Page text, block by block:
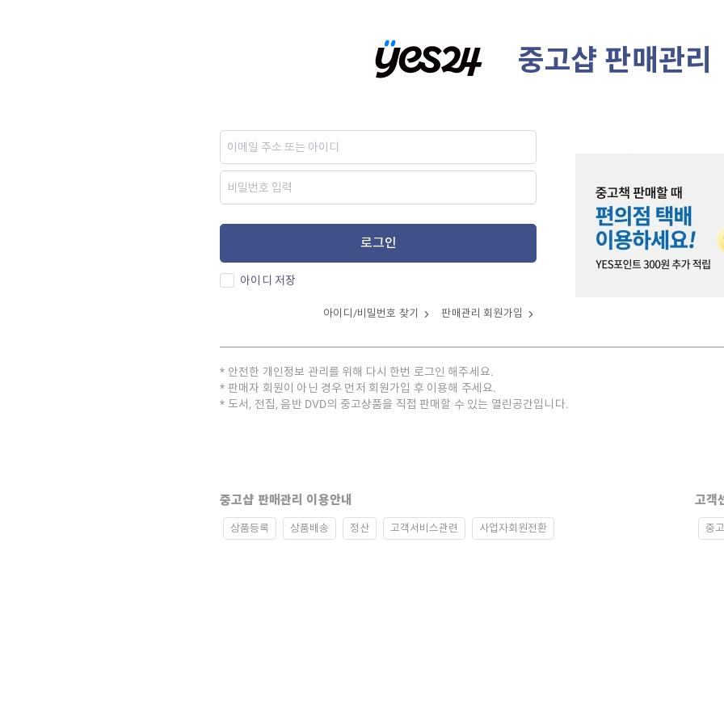
중고샵 판매관리
로그인
아이디 저장
아이디/비밀번호 찾기 판매관리 회원가입
안전한 개인정보 관리를 위해 다시 한번 로그인 해주세요.
판매자 회원이 아닌 경우 먼저 회원가입 후 이용해 주세요.
도서, 전집, 음반 DVD의 중고상품을 직접 판매할 수 있는 열린공간입니다.
중고샵 판매관리 이용안내
상품등록 상품배송 정산 고객서비스관련 사업자회원전환
고객
중